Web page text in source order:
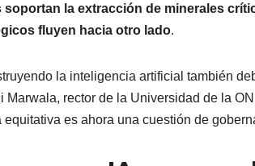
soportan la extracción de minerales
fluyen hacia otro lado.
la inteligencia artificial también
Marwala, rector de la Universidad de la
es ahora una cuestión de